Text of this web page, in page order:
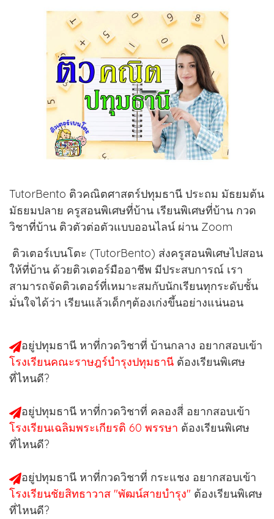
TutorBento ติวคณิตศาสตร์ปทุมธานี ประถม มัธยมต้น
มัธยมปลาย ครูสอนพิเศษที่บ้าน เรียนพิเศษที่บ้าน กวด
วิชาที่บ้าน ติวตัวต่อตัวแบบออนไลน์ ผ่าน Zoom
ติวเตอร์เบนโตะ (TutorBento) ส่งครูสอนพิเศษไปสอน
ให้ที่บ้าน ด้วยติวเตอร์มืออาชีพ มีประสบการณ์ เรา
สามารถจัดติวเตอร์ที่เหมาะสมกับนักเรียนทุกระดับชั้น
มั่นใจได้ว่า เรียนแล้วเด็กๆต้องเก่งขึ้นอย่างแน่นอน
อยู่ปทุมธานี หาที่กวดวิชาที่ บ้านกลาง อยากสอบเข้า
โรงเรียนคณะราษฎร์บำรุงปทุมธานี ต้องเรียนพิเศษ
ที่ไหนดี?
อยู่ปทุมธานี หาที่กวดวิชาที่ คลองสี่ อยากสอบเข้า
โรงเรียนเฉลิมพระเกียรติ 60 พรรษา ต้องเรียนพิเศษ
ที่ไหนดี?
อยู่ปทุมธานี หาที่กวดวิชาที่ กระแชง อยากสอบเข้า
โรงเรียนชัยสิทธาวาส "พัฒน์สายบำรุง" ต้องเรียนพิเศษ
ที่ไหนดี?